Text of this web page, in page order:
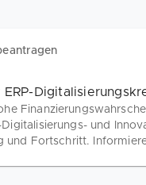
und
und Fortschritt.